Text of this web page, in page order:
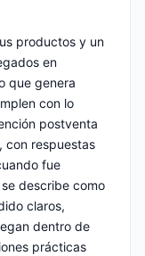
productos y un
en
que genera
con lo
postventa
con respuestas
fue
describe como
claros,
dentro de
prácticas